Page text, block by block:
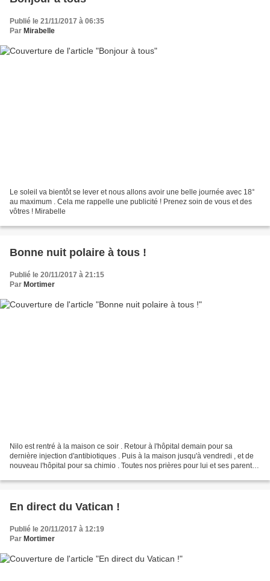
Publié le 21/11/2017 à 06:35
Par Mirabelle
Le soleil va bientôt se lever et nous allons avoir une belle journée avec 18°
au maximum . Cela me rappelle une publicité ! Prenez soin de vous et des
vôtres ! Mirabelle
Bonne nuit polaire à tous !
Publié le 20/11/2017 à 21:15
Par Mortimer
Nilo est rentré à la maison ce soir . Retour à l'hôpital demain pour sa
dernière injection d'antibiotiques . Puis à la maison jusqu'à vendredi , et de
nouveau l'hôpital pour sa chimio . Toutes nos prières pour lui et ses parents .
En direct du Vatican !
Publié le 20/11/2017 à 12:19
Par Mortimer